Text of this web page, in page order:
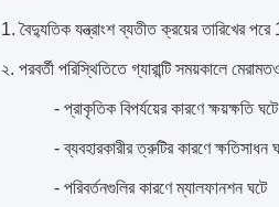
1. বৈদ্যুতিক যন্ত্রাংশ ব্যতীত ক্রয়ের তারিখের
২. পরবর্তী পরিস্থিতিতে গ্যারান্টি সময়কালে
- প্রাকৃতিক বিপর্যয়ের কারণে ক্ষয়ক্ষতি ঘটে
- ব্যবহারকারীর ত্রুটির কারণে ক্ষতিসাধন
- পরিবর্তনগুলির কারণে ম্যালফানশন ঘটে